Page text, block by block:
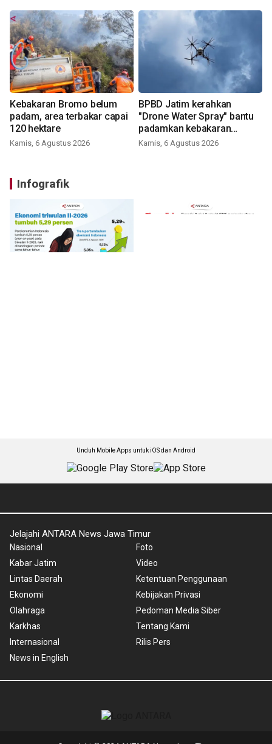
Kebakaran Bromo belum
padam, area terbakar capai
120 hektare
Kamis, 6 Agustus 2026
BPBD Jatim kerahkan
"Drone Water Spray" bantu
padamkan kebakaran
Bromo
Kamis, 6 Agustus 2026
Infografik
Unduh Mobile Apps untuk iOS dan Android
Jelajahi ANTARA News Jawa Timur
Nasional
Kabar Jatim
Lintas Daerah
Ekonomi
Olahraga
Karkhas
Internasional
News in English
Foto
Video
Ketentuan Penggunaan
Kebijakan Privasi
Pedoman Media Siber
Tentang Kami
Rilis Pers